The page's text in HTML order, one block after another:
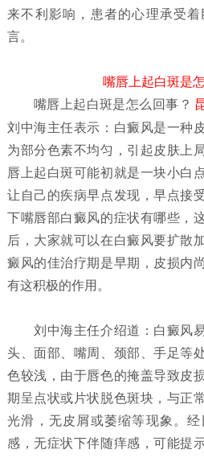
来不利影响，患者的心理承受
言。
嘴唇上起白斑是
嘴唇上起白斑是怎么回事？
刘中海主任表示：白癜风是一种
为部分色素不均匀，引起皮肤上
唇上起白斑可能初就是一块小白
让自己的疾病早点发现，早点接
下嘴唇部白癜风的症状有哪些，
后，大家就可以在白癜风要扩散
癜风的佳治疗期是早期，皮损内
有这积极的作用。
刘中海主任介绍道：白癜风易
头、面部、嘴周、颈部、手足等
色较浅，由于唇色的掩盖导致皮
期呈点状或片状脱色斑块，与正
光滑，无皮屑或萎缩等现象。
感，无症状下伴随痒感，可能提